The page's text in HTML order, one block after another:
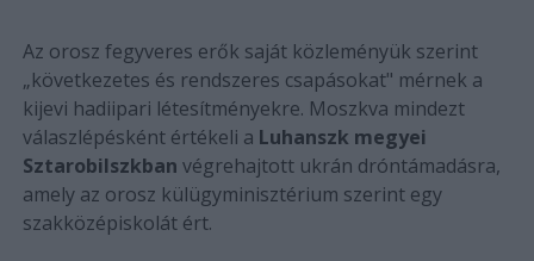
Az orosz fegyveres erők saját közleményük szerint
„következetes és rendszeres csapásokat" mérnek a
kijevi hadiipari létesítményekre. Moszkva mindezt
válaszlépésként értékeli a Luhanszk megyei
Sztarobilszkban végrehajtott ukrán dróntámadásra,
amely az orosz külügyminisztérium szerint egy
szakközépiskolát ért.